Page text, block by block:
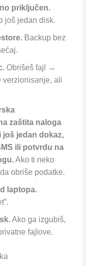
priključen.
još jedan disk.
Backup bez
Obrišeš fajl →
verzionisanje, ali
zaštita naloga
još jedan dokaz,
ili potvrdu na
Ako ti neko
obriše podatke.
laptopa.
Ako ga izgubiš,
fajlove.